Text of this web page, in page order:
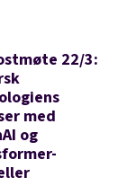
22/3:
med
og